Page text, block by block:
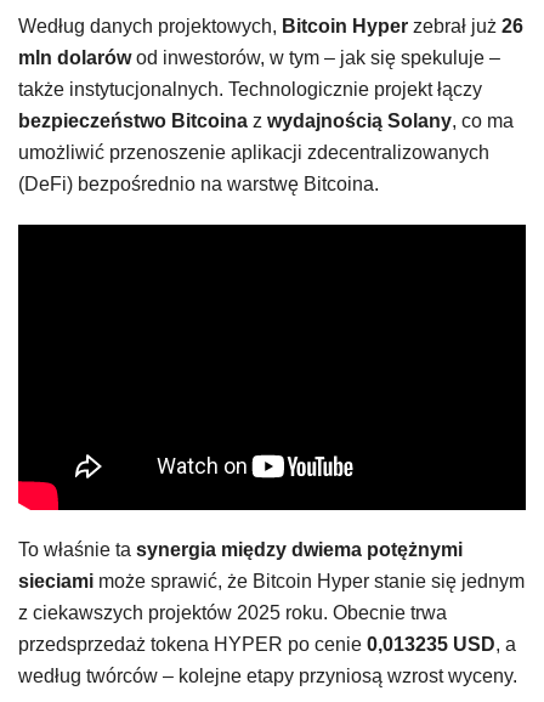
Według danych projektowych, Bitcoin Hyper zebrał już 26
mln dolarówod inwestorów, w tym – jak się spekuluje –
także instytucjonalnych. Technologicznie projekt łączy
bezpieczeństwo Bitcoina z wydajnością Solany, co ma
umożliwić przenoszenie aplikacji zdecentralizowanych
(DeFi) bezpośrednio na warstwę Bitcoina.
To właśnie ta synergia między dwiema potężnymi
sieciami może sprawić, że Bitcoin Hyper stanie się jednym
z ciekawszych projektów 2025 roku. Obecnie trwa
przedsprzedaż tokena HYPER po cenie 0,013235 USD, a
według twórców – kolejne etapy przyniosą wzrost wyceny.